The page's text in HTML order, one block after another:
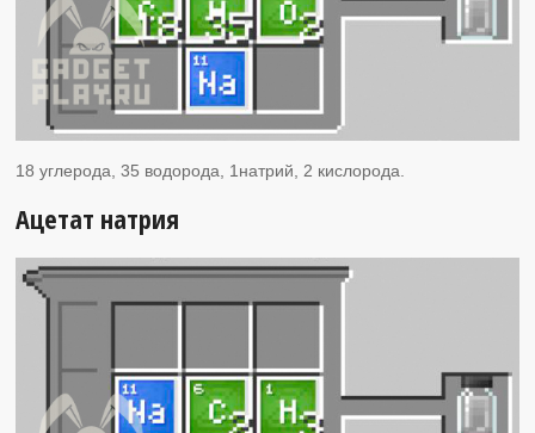
18 углерода, 35 водорода, 1натрий, 2 кислорода.
Ацетат натрия